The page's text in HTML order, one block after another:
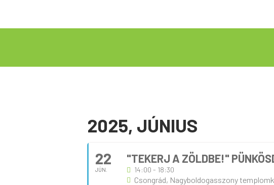
2025, JÚNIUS
22
JÚN.
"TEKERJ A ZÖLDBE!"
14:00 - 18:30
Csongrád, Nagyboldogasszony